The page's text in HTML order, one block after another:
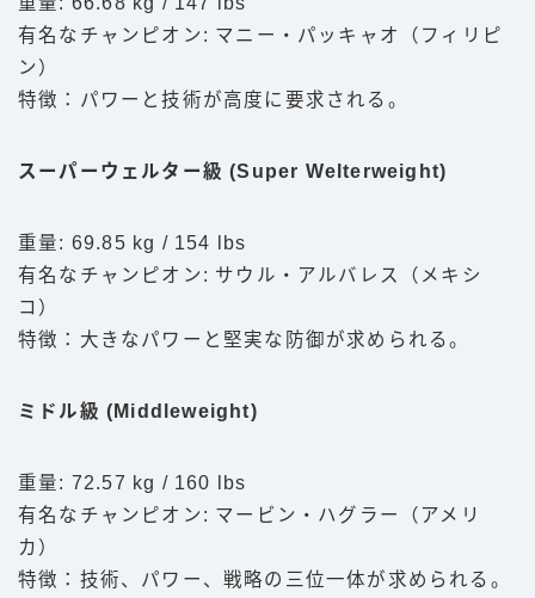
有名なチャンピオン: マニー・パッキャオ（フィリピ
ン）
特徴：パワーと技術が高度に要求される。
スーパーウェルター級 (Super Welterweight)
重量: 69.85 kg / 154 lbs
有名なチャンピオン: サウル・アルバレス（メキシ
コ）
特徴：大きなパワーと堅実な防御が求められる。
ミドル級 (Middleweight)
重量: 72.57 kg / 160 lbs
有名なチャンピオン: マービン・ハグラー（アメリ
カ）
特徴：技術、パワー、戦略の三位一体が求められる。